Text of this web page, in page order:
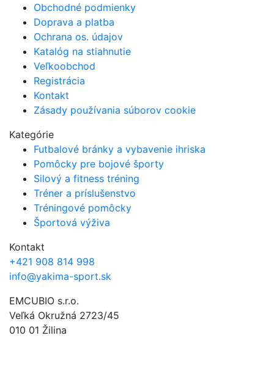
Obchodné podmienky
Doprava a platba
Ochrana os. údajov
Katalóg na stiahnutie
Veľkoobchod
Registrácia
Kontakt
Zásady používania súborov cookie
Kategórie
Futbalové bránky a vybavenie ihriska
Pomôcky pre bojové športy
Silový a fitness tréning
Tréner a príslušenstvo
Tréningové pomôcky
Športová výživa
Kontakt
+421 908 814 998
info@yakima-sport.sk
EMCUBIO s.r.o.
Veľká Okružná 2723/45
010 01 Žilina